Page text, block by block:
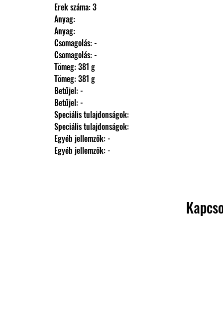
                Erek száma: 3
                Anyag:
                Anyag:
                Csomagolás: -
                Csomagolás: -
                Tömeg: 381 g
                Tömeg: 381 g
                Betűjel: -
                Betűjel: -
                Speciális tulajdonságok:
                Speciális tulajdonságok:
                Egyéb jellemzők: -
                Egyéb jellemzők: -